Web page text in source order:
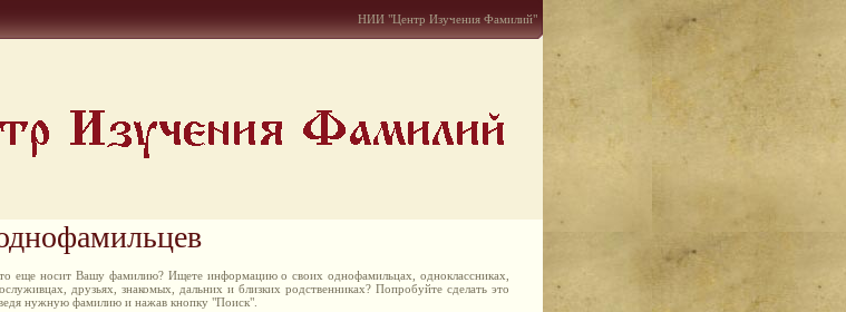
НИИ "Центр Изучения Фамилий"
еще носит Вашу фамилию? Ищете информацию о своих однофамильцах, одноклассниках,
друзьях, знакомых, дальних и близких родственниках? Попробуйте сделать это
нужную фамилию и нажав кнопку "Поиск".